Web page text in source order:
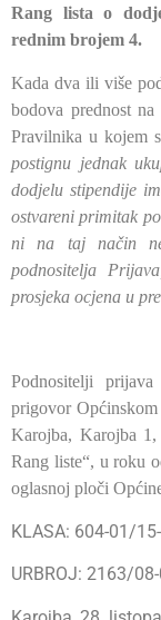
Rang lista o
rednim brojem 4.
Kada dva ili više
bodova prednost
Pravilnika u kojem
postignu jednak
dodjelu stipendije
ostvareni primitak
ni na taj način
podnositelja
prosjeka ocjena u
Podnositelji
prigovor
Karojba, Karojba
Rang liste“, u roku
oglasnoj ploči
KLASA: 604-01/
URBROJ: 2163/